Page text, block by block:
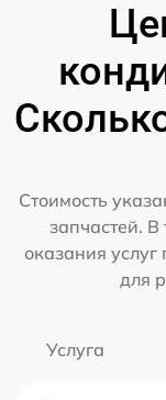
Стоимость
запчастей.
оказания
для
Услуга